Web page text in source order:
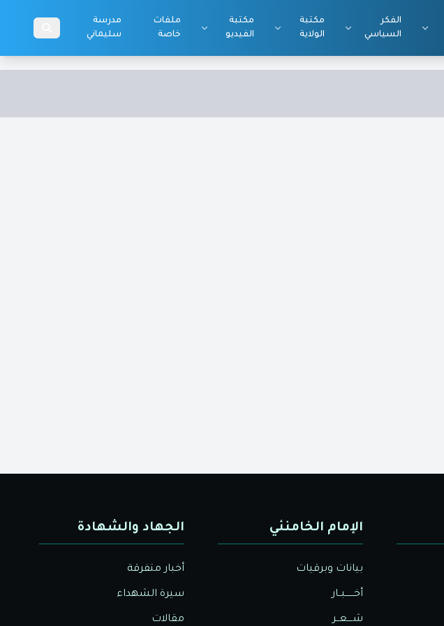
الفكر
السياسي
مكتبة
الولاية
مكتبة
الفيديو
ملفات
خاصة
مدرسة
سليماني
الإمام الخامنئي
بيانات وبرقيات
أخــــــبــار
شــــعــر
الجهاد والشهادة
أخبار متفرقة
سيرة الشهداء
مقالات